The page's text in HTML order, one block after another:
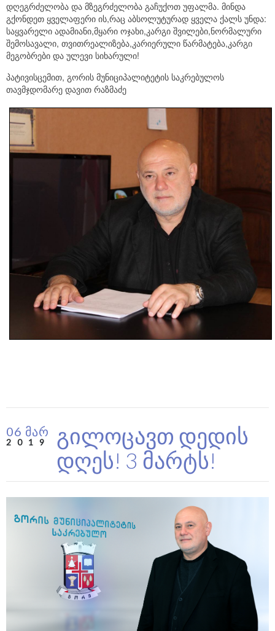
დღეგრძელობა და მზეგრძელობა გაჩუქოთ უფალმა. მინდა
გქონდეთ ყველაფერი ის,რაც აბსოლუტურად ყველა ქალს უნდა:
საყვარელი ადამიანი,მყარი ოჯახი,კარგი შვილები,ნორმალური
შემოსავალი, თვითრეალიზება,კარიერული წარმატება,კარგი
მეგობრები და ულევი სიხარული!
პატივისცემით, გორის მუნიციპალიტეტის საკრებულოს
თავმჯდომარე დავით რაზმაძე
06 მარ
2019
გილოცავთ დედის
დღეს! 3 მარტს!